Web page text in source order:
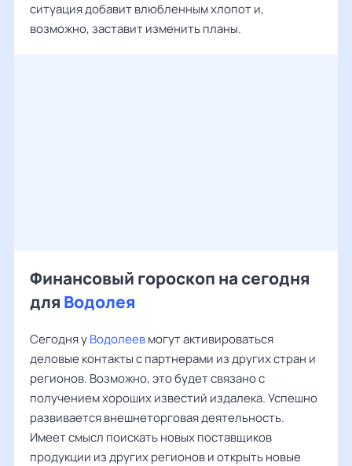
ситуация добавит влюбленным хлопот и,
возможно, заставит изменить планы.
Финансовый гороскоп на сегодня
для Водолея
Сегодня уВодолеевмогут активироваться
деловые контакты с партнерами из других стран и
регионов. Возможно, это будет связано с
получением хороших известий издалека. Успешно
развивается внешнеторговая деятельность.
Имеет смысл поискать новых поставщиков
продукции из других регионов и открыть новые